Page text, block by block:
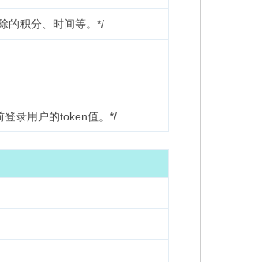
的积分、时间等。*/
登录用户的token值。*/